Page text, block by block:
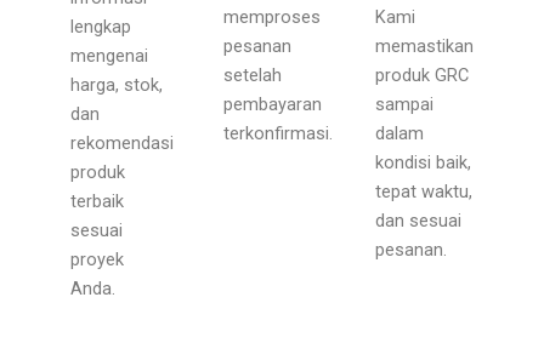
lengkap
mengenai
harga, stok,
dan
rekomendasi
produk
terbaik
sesuai
proyek
Anda.
memproses
pesanan
setelah
pembayaran
terkonfirmasi.
Kami
memastikan
produk GRC
sampai
dalam
kondisi baik,
tepat waktu,
dan sesuai
pesanan.